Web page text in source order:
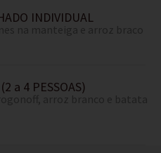
INDIVIDUAL
a 4 PESSOAS)